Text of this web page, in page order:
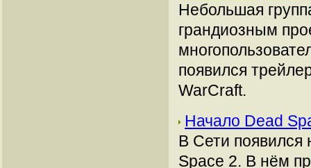
Небольшая
грандиозным
появился
WarCraft.
Начало Dead
В Сети появился
Space 2. В нём